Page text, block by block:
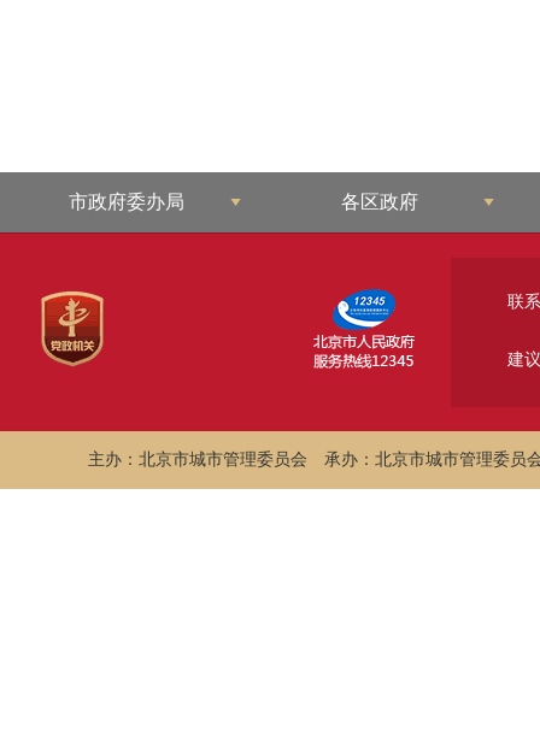
市政府委办局 各区政府
联
建
主办：北京市城市管理委员会 承办：北京市城市管理委员